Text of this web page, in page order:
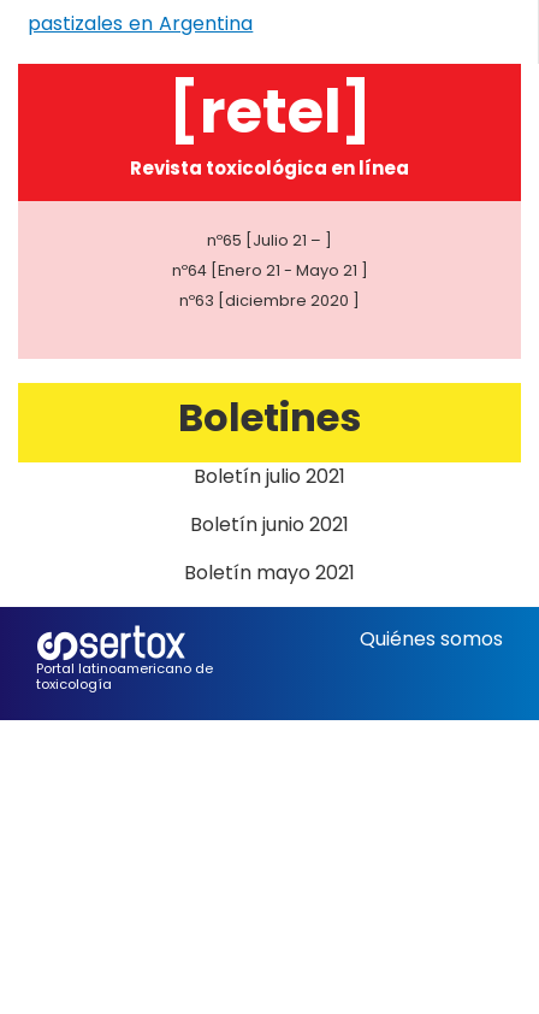
pastizales en Argentina
[retel]
Revista toxicológica en línea
nº65 [Julio 21 – ]
nº64 [Enero 21 - Mayo 21 ]
nº63 [diciembre 2020 ]
Boletines
Boletín julio 2021
Boletín junio 2021
Boletín mayo 2021
Portal latinoamericano de
toxicología
Quiénes somos